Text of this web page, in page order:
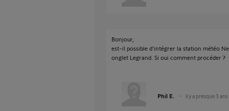
Bonjour,
est-il possible d'intégrer la station météo
onglet Legrand. Si oui comment procéder ?
Phil E. il y a presque 3 ans